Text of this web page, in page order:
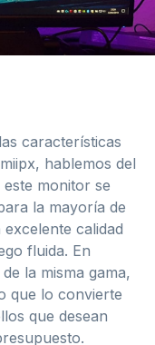
características
hablemos del
monitor se
la mayoría de
calidad
fluida. En
la misma gama,
que lo convierte
que desean